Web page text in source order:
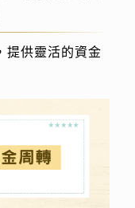
提供靈活的資金